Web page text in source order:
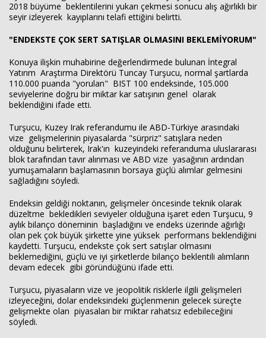
2018 büyüme beklentilerini yukarı çekmesi sonucu alış ağırlıklı bir
seyir izleyerek kayıplarını telafi ettiğini belirtti.
"ENDEKSTE ÇOK SERT SATIŞLAR OLMASINI BEKLEMİYORUM"
Konuya ilişkin muhabirine değerlendirmede bulunan İntegral
Yatırım Araştırma Direktörü Tuncay Turşucu, normal şartlarda
110.000 puanda "yorulan" BIST 100 endeksinde, 105.000
seviyelerine doğru bir miktar kar satışının genel olarak
beklendiğini ifade etti.
Turşucu, Kuzey Irak referandumu ile ABD-Türkiye arasındaki
vize gelişmelerinin piyasalarda "sürpriz" satışlara neden
olduğunu belirterek, Irak'ın kuzeyindeki referanduma uluslararası
blok tarafından tavır alınması ve ABD vize yasağının ardından
yumuşamaların başlamasının borsaya güçlü alımlar gelmesini
sağladığını söyledi.
Endeksin geldiği noktanın, gelişmeler öncesinde teknik olarak
düzeltme bekledikleri seviyeler olduğuna işaret eden Turşucu, 9
aylık bilanço döneminin başladığını ve endeks üzerinde ağırlığı
olan pek çok büyük şirkette yine yüksek performans beklendiğini
kaydetti. Turşucu, endekste çok sert satışlar olmasını
beklemediğini, güçlü ve iyi şirketlerde bilanço beklentili alımların
devam edecek gibi göründüğünü ifade etti.
Turşucu, piyasaların vize ve jeopolitik risklerle ilgili gelişmeleri
izleyeceğini, dolar endeksindeki güçlenmenin gelecek süreçte
gelişmekte olan piyasaları bir miktar rahatsız edebileceğini
söyledi.
Haberin Doğru Adresi.